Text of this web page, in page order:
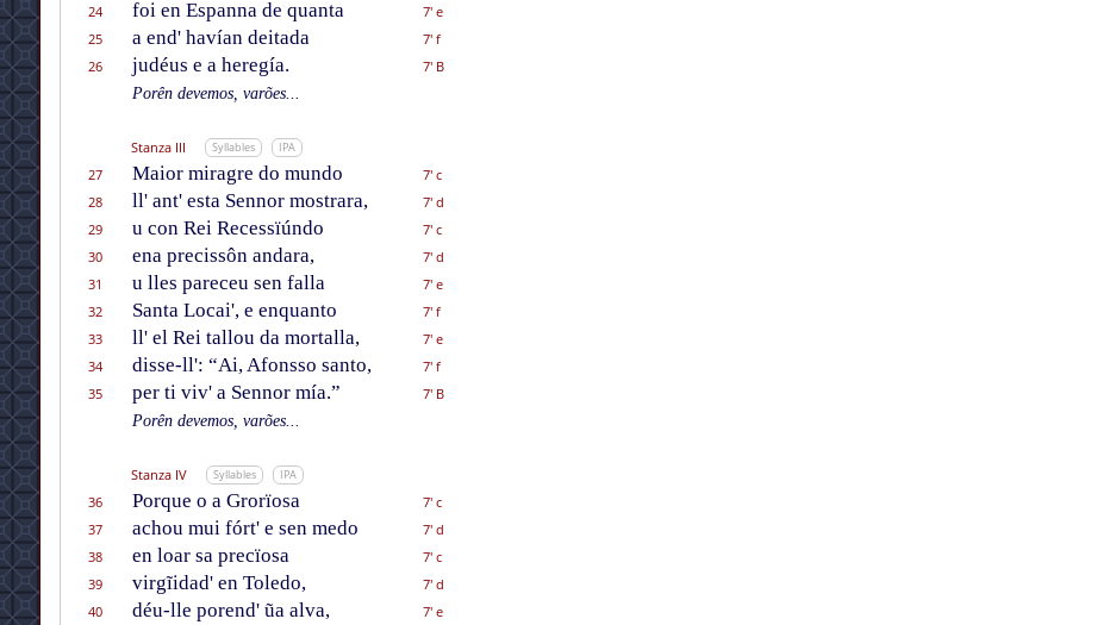
24
foi en Espanna de quanta
7' e
25
a end' havían deitada
7' f
26
judéus e a heregía.
7' B
Porên devemos, varões...
Stanza III Syllables IPA
27 Maior miragre do mundo
7' c
28
ll' ant' esta Sennor mostrara,
7' d
29
u con Rei Recessïúndo
7' c
30
ena precissôn andara,
7' d
31
u lles pareceu sen falla
7' e
32
Santa Locai', e enquanto
7' f
33
ll' el Rei tallou da mortalla,
7' e
34
disse-ll': “Ai, Afonsso santo,
7' f
35
per ti viv' a Sennor mía.”
7' B
Porên devemos, varões...
Stanza IV Syllables IPA
36 Porque o a Grorïosa
7' c
37
achou mui fórt' e sen medo
7' d
38
en loar sa precïosa
7' c
39
virgĩidad' en Toledo,
7' d
40
déu-lle porend' ũa alva,
7' e